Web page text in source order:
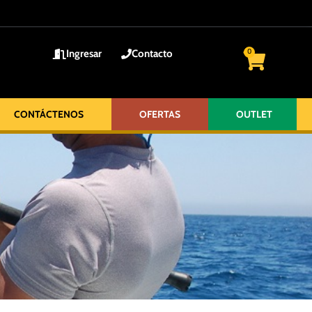
Ingresar Contacto 0
CONTÁCTENOS OFERTAS OUTLET